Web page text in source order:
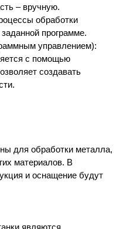
– вручную.
обработки
программе.
управлением):
с помощью
создавать
для обработки металла,
материалов. В
и оснащение будут